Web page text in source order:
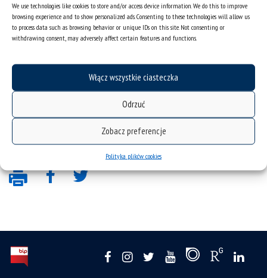
We use technologies like cookies to store and/or access device information. We do this to improve
browsing experience and to show personalized ads. Consenting to these technologies will allow us
to process data such as browsing behavior or unique IDs on this site. Not consenting or
withdrawing consent, may adversely affect certain features and functions.
Włącz wszystkie ciasteczka
Odrzuć
Zobacz preferencje
Polityka plików cookies
Kliknij "zgadzam się", żeby włączyć
Youtube
Polityka plików cookies